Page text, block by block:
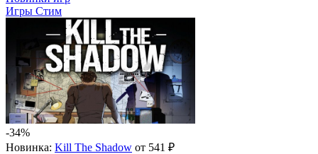
Игры Стим
-34%
Новинка: Kill The Shadow от 541 ₽